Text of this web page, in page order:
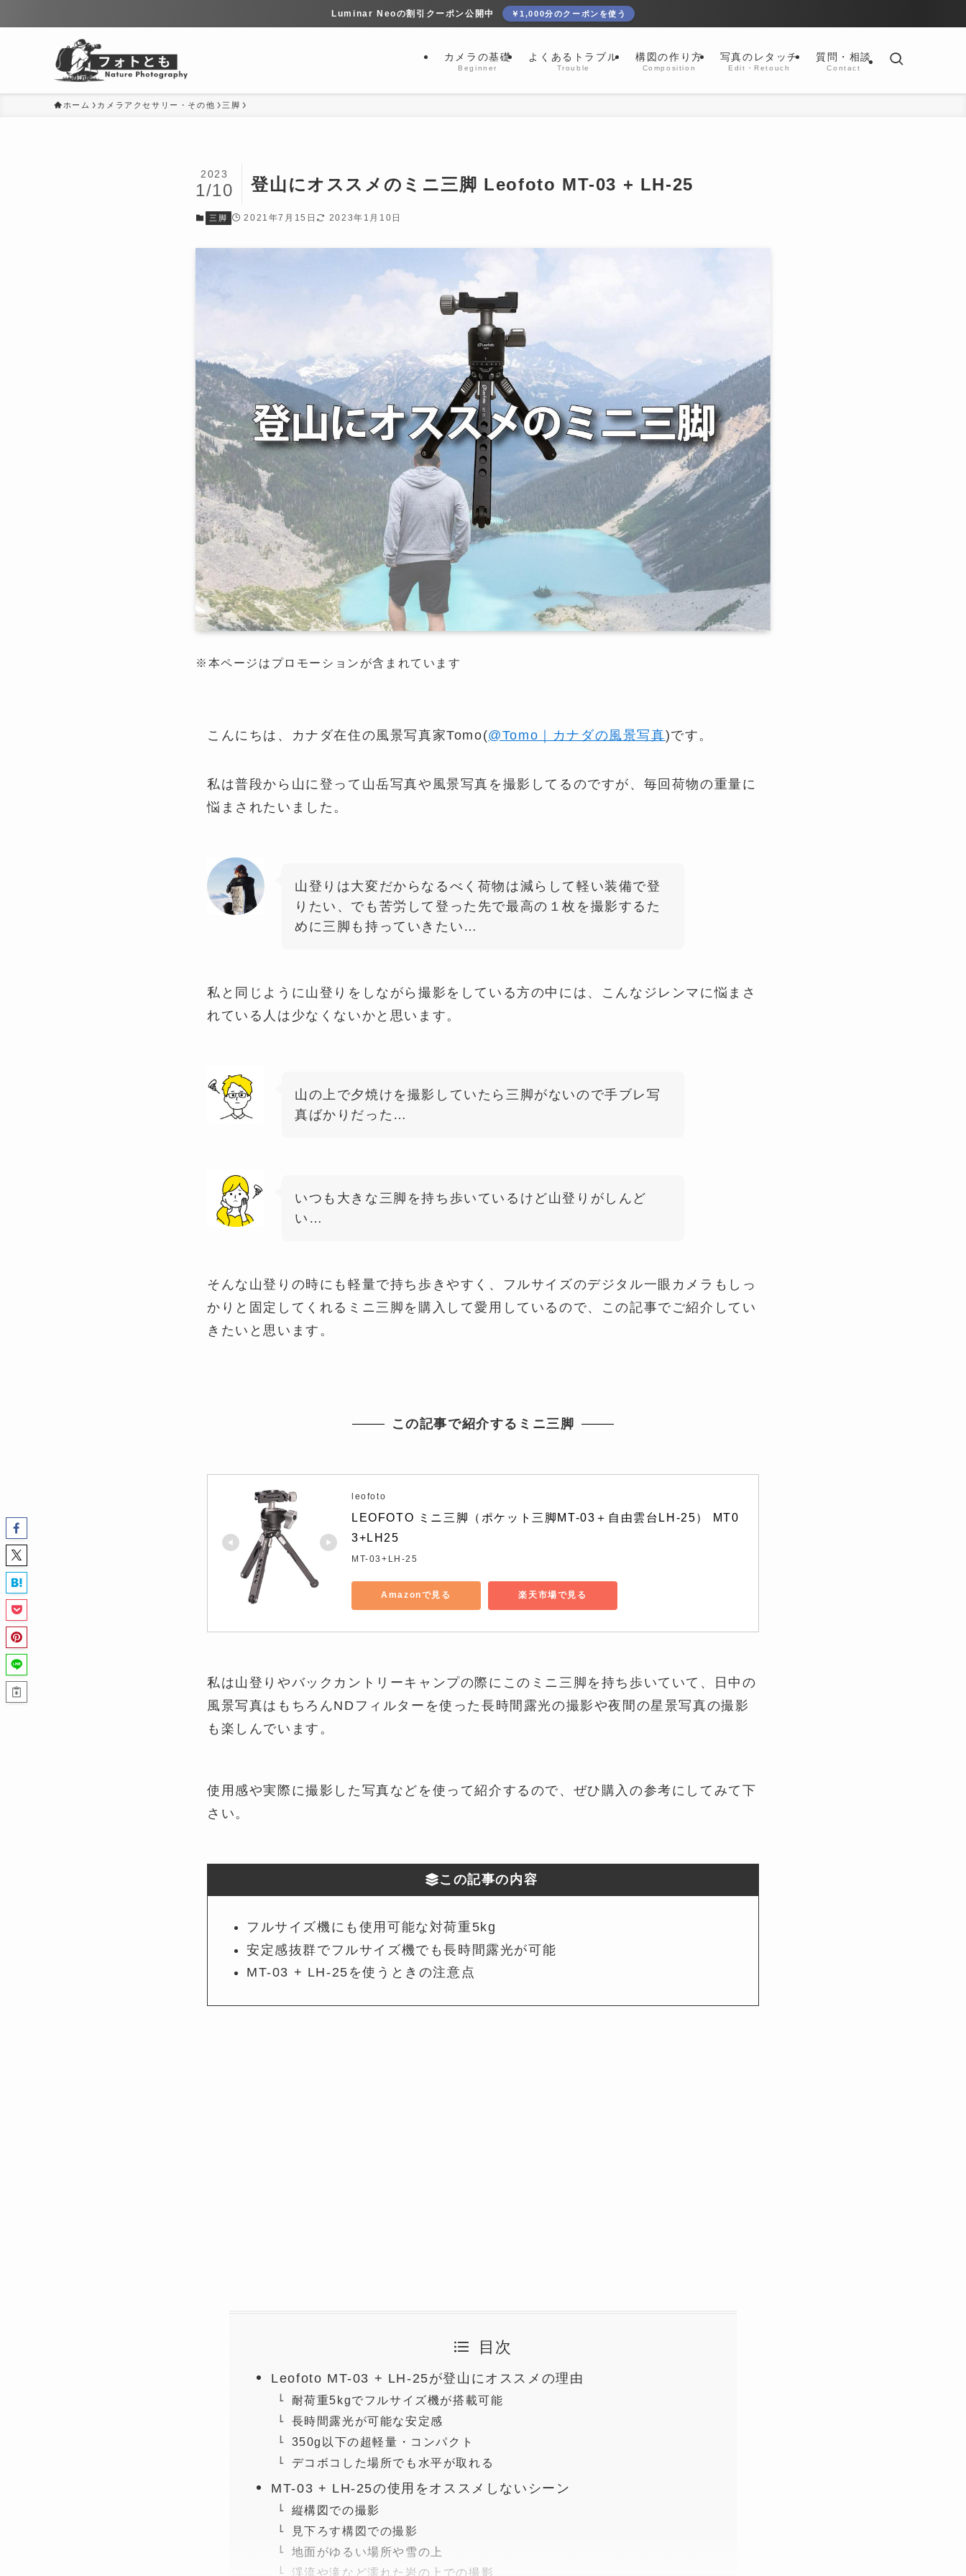
Luminar Neoの割引クーポン公開中 ￥1,000分のクーポンを使う
カメラの基礎
Beginner
よくあるトラブル
Trouble
構図の作り方
Composition
写真のレタッチ
Edit・Retouch
質問・相談
Contact
ホーム カメラアクセサリー・その他 三脚
登山にオススメのミニ三脚 Leofoto MT-03 + LH-25
2023
1/10
三脚 2021年7月15日 2023年1月10日
※本ページはプロモーションが含まれています
こんにちは、カナダ在住の風景写真家Tomo(@Tomo｜カナダの風景写真)です。
私は普段から山に登って山岳写真や風景写真を撮影してるのですが、毎回荷物の重量に
悩まされたいました。
山登りは大変だからなるべく荷物は減らして軽い装備で登
りたい、でも苦労して登った先で最高の１枚を撮影するた
めに三脚も持っていきたい…
私と同じように山登りをしながら撮影をしている方の中には、こんなジレンマに悩まさ
れている人は少なくないかと思います。
山の上で夕焼けを撮影していたら三脚がないので手ブレ写
真ばかりだった…
いつも大きな三脚を持ち歩いているけど山登りがしんど
い…
そんな山登りの時にも軽量で持ち歩きやすく、フルサイズのデジタル一眼カメラもしっ
かりと固定してくれるミニ三脚を購入して愛用しているので、この記事でご紹介してい
きたいと思います。
この記事で紹介するミニ三脚
leofoto
LEOFOTO ミニ三脚（ポケット三脚MT-03＋自由雲台LH-25） MT0
3+LH25
MT-03+LH-25
Amazonで見る 楽天市場で見る
私は山登りやバックカントリーキャンプの際にこのミニ三脚を持ち歩いていて、日中の
風景写真はもちろんNDフィルターを使った長時間露光の撮影や夜間の星景写真の撮影
も楽しんでいます。
使用感や実際に撮影した写真などを使って紹介するので、ぜひ購入の参考にしてみて下
さい。
この記事の内容
フルサイズ機にも使用可能な対荷重5kg
安定感抜群でフルサイズ機でも長時間露光が可能
MT-03 + LH-25を使うときの注意点
目次
Leofoto MT-03 + LH-25が登山にオススメの理由
耐荷重5kgでフルサイズ機が搭載可能
長時間露光が可能な安定感
350g以下の超軽量・コンパクト
デコボコした場所でも水平が取れる
MT-03 + LH-25の使用をオススメしないシーン
縦構図での撮影
見下ろす構図での撮影
地面がゆるい場所や雪の上
渓流や滝など濡れた岩の上での撮影